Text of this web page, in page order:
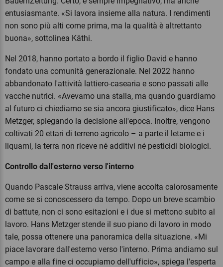
entusiasmante. «Si lavora insieme alla natura. I rendimenti
non sono più alti come prima, ma la qualità è altrettanto
buona», sottolinea Käthi.
Nel 2018, hanno portato a bordo il figlio David e hanno
fondato una comunità generazionale. Nel 2022 hanno
abbandonato l'attività lattiero-casearia e sono passati alle
vacche nutrici. «Avevamo una stalla, ma quando guardiamo
al futuro ci chiediamo se sia ancora giustificato», dice Hans
Metzger, spiegando la decisione all'epoca. Inoltre, vengono
coltivati 20 ettari di terreno agricolo – a parte il letame e i
liquami, la terra non riceve né additivi né pesticidi biologici.
Controllo dall'esterno verso l'interno
Quando Pascale Strauss arriva, viene accolta calorosamente
come se si conoscessero da tempo. Dopo un breve scambio
di battute, non ci sono esitazioni e i due si mettono subito al
lavoro. Hans Metzger stende il suo piano di lavoro in modo
tale, possa ottenere una panoramica della situazione. «Mi
piace lavorare dall'esterno verso l'interno. Prima andiamo sul
campo e alla fine ci occupiamo dell'ufficio», spiega l'esperta